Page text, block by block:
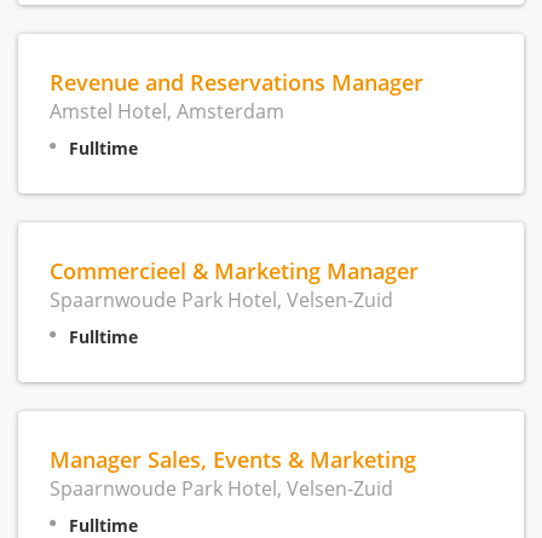
Revenue and Reservations Manager
Amstel Hotel, Amsterdam
Fulltime
Commercieel & Marketing Manager
Spaarnwoude Park Hotel, Velsen-Zuid
Fulltime
Manager Sales, Events & Marketing
Spaarnwoude Park Hotel, Velsen-Zuid
Fulltime